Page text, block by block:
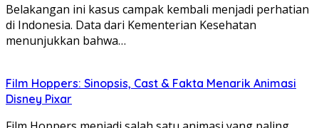
Belakangan ini kasus campak kembali menjadi perhatian
di Indonesia. Data dari Kementerian Kesehatan
menunjukkan bahwa…
Film Hoppers: Sinopsis, Cast & Fakta Menarik Animasi
Disney Pixar